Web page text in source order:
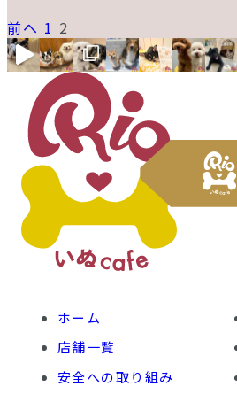
前へ 1 2
ホーム
店舗一覧
安全への取り組み